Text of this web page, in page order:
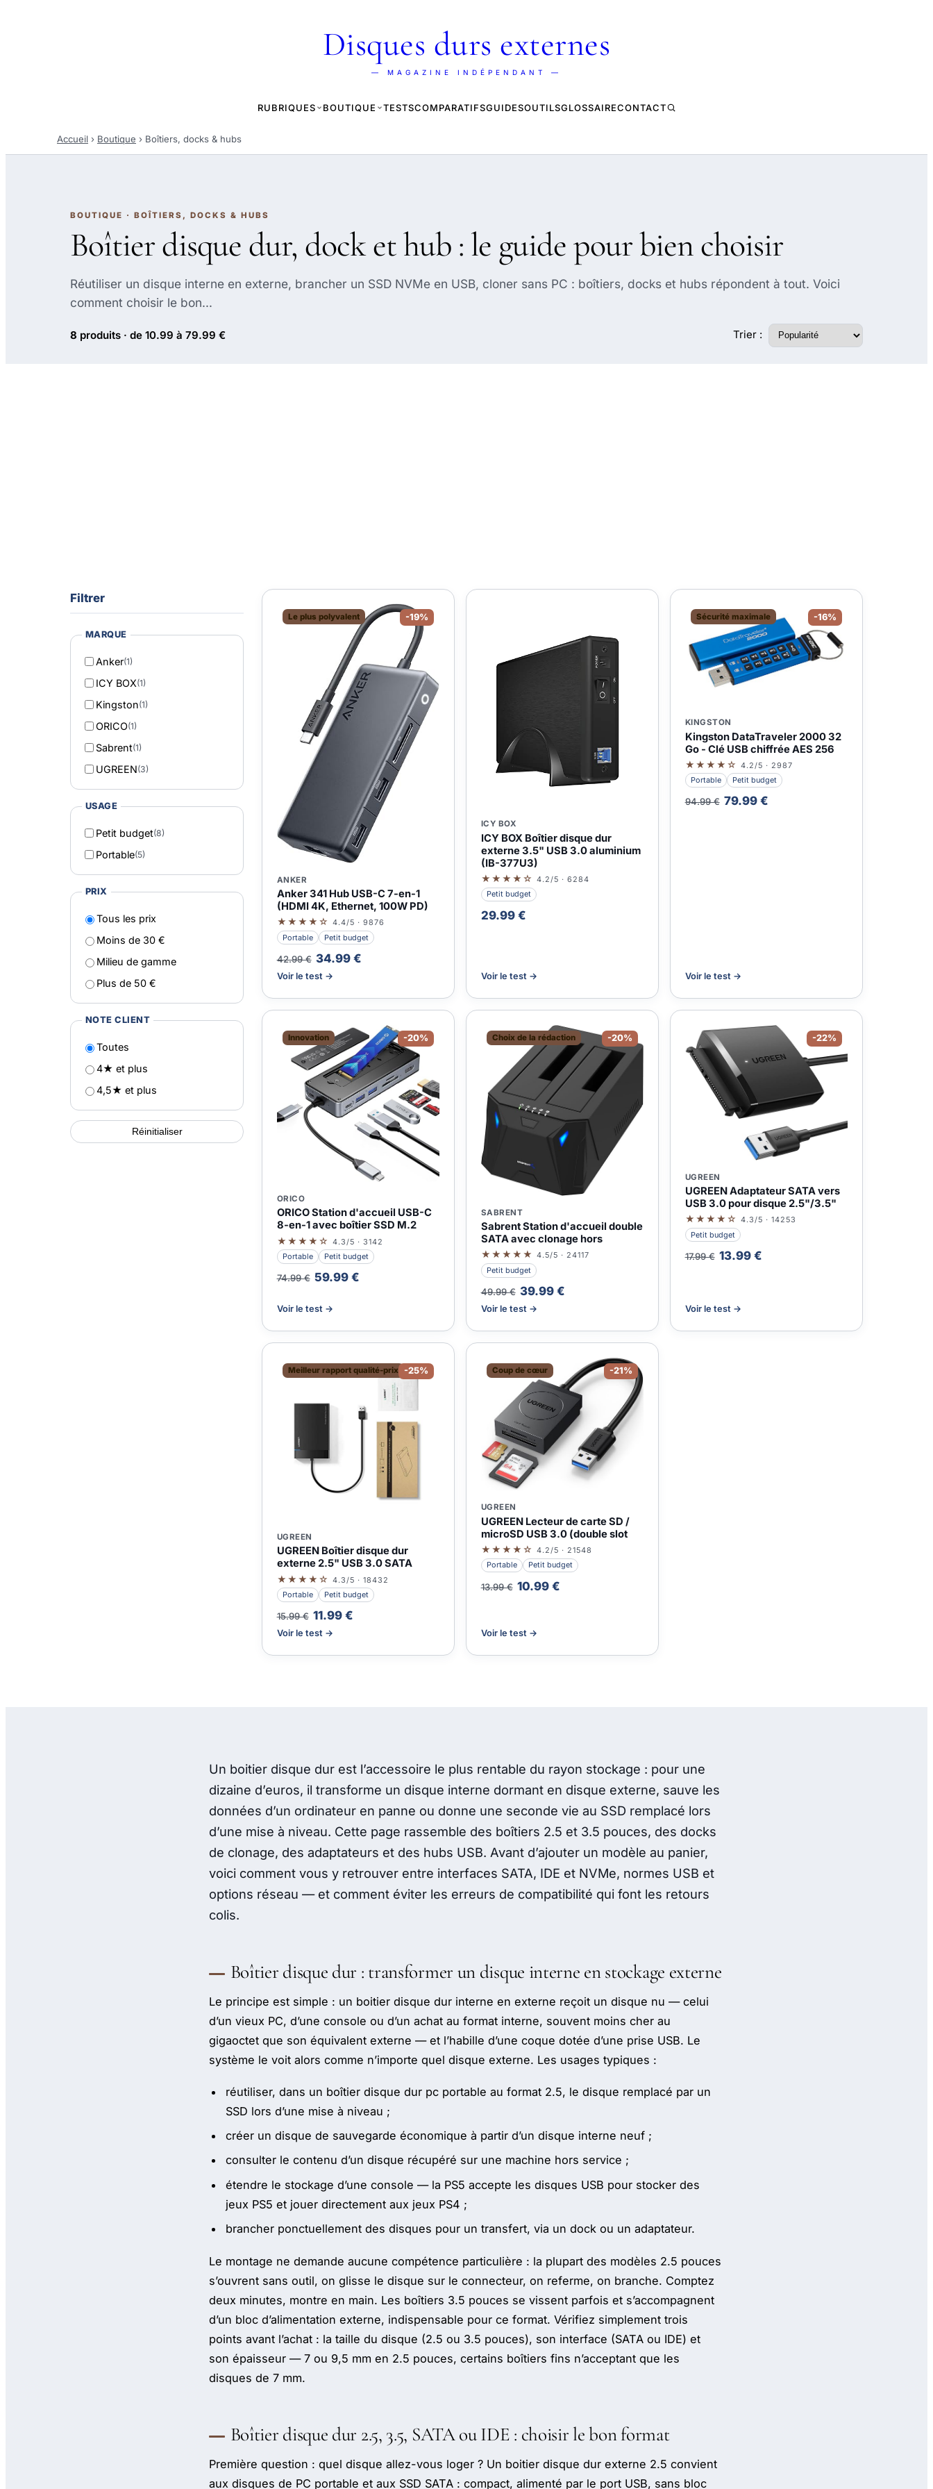
Disques durs externes
— MAGAZINE INDÉPENDANT —
RUBRIQUES BOUTIQUE TESTSCOMPARATIFSGUIDESOUTILSGLOSSAIRECONTACT
Accueil › Boutique › Boîtiers, docks & hubs
BOUTIQUE · BOÎTIERS, DOCKS & HUBS
Boîtier disque dur, dock et hub : le guide pour bien choisir
Réutiliser un disque interne en externe, brancher un SSD NVMe en USB, cloner sans PC : boîtiers, docks et hubs répondent à tout. Voici
comment choisir le bon…
8 produits · de 10.99 à 79.99 € Trier :
Filtrer
MARQUE
Anker(1)
ICY BOX(1)
Kingston(1)
ORICO(1)
Sabrent(1)
UGREEN(3)
USAGE
Petit budget(8)
Portable(5)
PRIX
Tous les prix
Moins de 30 €
Milieu de gamme
Plus de 50 €
NOTE CLIENT
Toutes
4★ et plus
4,5★ et plus
Réinitialiser
Le plus polyvalent -19%
ANKER
Anker 341 Hub USB-C 7-en-1
(HDMI 4K, Ethernet, 100W PD)
★★★★☆ 4.4/5 · 9876
Portable
Petit budget
42.99 € 34.99 €
Voir le test →
ICY BOX
ICY BOX Boîtier disque dur
externe 3.5" USB 3.0 aluminium
(IB-377U3)
★★★★☆ 4.2/5 · 6284
Petit budget
29.99 €
Voir le test →
Sécurité maximale -16%
KINGSTON
Kingston DataTraveler 2000 32
Go - Clé USB chiffrée AES 256
★★★★☆ 4.2/5 · 2987
Portable
Petit budget
94.99 € 79.99 €
Voir le test →
Innovation -20%
ORICO
ORICO Station d'accueil USB-C
8-en-1 avec boîtier SSD M.2
★★★★☆ 4.3/5 · 3142
Portable
Petit budget
74.99 € 59.99 €
Voir le test →
Choix de la rédaction -20%
SABRENT
Sabrent Station d'accueil double
SATA avec clonage hors
★★★★★ 4.5/5 · 24117
Petit budget
49.99 € 39.99 €
Voir le test →
-22%
UGREEN
UGREEN Adaptateur SATA vers
USB 3.0 pour disque 2.5"/3.5"
★★★★☆ 4.3/5 · 14253
Petit budget
17.99 € 13.99 €
Voir le test →
Meilleur rapport qualité-prix -25%
UGREEN
UGREEN Boîtier disque dur
externe 2.5" USB 3.0 SATA
★★★★☆ 4.3/5 · 18432
Portable
Petit budget
15.99 € 11.99 €
Voir le test →
Coup de cœur -21%
UGREEN
UGREEN Lecteur de carte SD /
microSD USB 3.0 (double slot
★★★★☆ 4.2/5 · 21548
Portable
Petit budget
13.99 € 10.99 €
Voir le test →
Un boitier disque dur est l’accessoire le plus rentable du rayon stockage : pour une
dizaine d’euros, il transforme un disque interne dormant en disque externe, sauve les
données d’un ordinateur en panne ou donne une seconde vie au SSD remplacé lors
d’une mise à niveau. Cette page rassemble des boîtiers 2.5 et 3.5 pouces, des docks
de clonage, des adaptateurs et des hubs USB. Avant d’ajouter un modèle au panier,
voici comment vous y retrouver entre interfaces SATA, IDE et NVMe, normes USB et
options réseau — et comment éviter les erreurs de compatibilité qui font les retours
colis.
Boîtier disque dur : transformer un disque interne en stockage externe
Le principe est simple : un boitier disque dur interne en externe reçoit un disque nu — celui
d’un vieux PC, d’une console ou d’un achat au format interne, souvent moins cher au
gigaoctet que son équivalent externe — et l’habille d’une coque dotée d’une prise USB. Le
système le voit alors comme n’importe quel disque externe. Les usages typiques :
réutiliser, dans un boîtier disque dur pc portable au format 2.5, le disque remplacé par un
SSD lors d’une mise à niveau ;
créer un disque de sauvegarde économique à partir d’un disque interne neuf ;
consulter le contenu d’un disque récupéré sur une machine hors service ;
étendre le stockage d’une console — la PS5 accepte les disques USB pour stocker des
jeux PS5 et jouer directement aux jeux PS4 ;
brancher ponctuellement des disques pour un transfert, via un dock ou un adaptateur.
Le montage ne demande aucune compétence particulière : la plupart des modèles 2.5 pouces
s’ouvrent sans outil, on glisse le disque sur le connecteur, on referme, on branche. Comptez
deux minutes, montre en main. Les boîtiers 3.5 pouces se vissent parfois et s’accompagnent
d’un bloc d’alimentation externe, indispensable pour ce format. Vérifiez simplement trois
points avant l’achat : la taille du disque (2.5 ou 3.5 pouces), son interface (SATA ou IDE) et
son épaisseur — 7 ou 9,5 mm en 2.5 pouces, certains boîtiers fins n’acceptant que les
disques de 7 mm.
Boîtier disque dur 2.5, 3.5, SATA ou IDE : choisir le bon format
Première question : quel disque allez-vous loger ? Un boitier disque dur externe 2.5 convient
aux disques de PC portable et aux SSD SATA : compact, alimenté par le port USB, sans bloc